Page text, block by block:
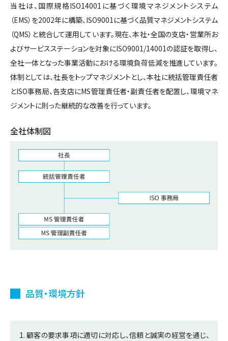
当社は、国際規格ISO14001に基づく環境マネジメントシステム
（EMS）を2002年に構築、ISO9001に基づく品質マネジメントシステム
（QMS）と統合して運用しています。現在、本社・全国の支店・営業所お
よびサービスステーションを対象にISO9001/14001の認証を取得し、
全社一体となった事業活動における環境負荷低減を推進しています。
体制としては、社長をトップマネジメントとし、本社に統括管理責任者
とISO事務局、各支店にMS管理責任者・副責任者を配置し、環境マネ
ジメントに則った継続的な改善を行っています。
全社体制図
品質・環境方針
顧客の要求事項に適切に対応し、信頼と誠実の経営を通じ、